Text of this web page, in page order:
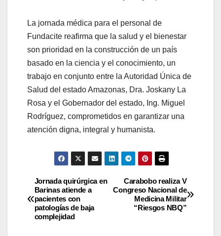
‎La jornada médica para el personal de
Fundacite reafirma que la salud y el bienestar
son prioridad en la construcción de un país
basado en la ciencia y el conocimiento, un
trabajo en conjunto entre la Autoridad Única de
Salud del estado Amazonas, Dra. Joskany La
Rosa y el Gobernador del estado, Ing. Miguel
Rodríguez, comprometidos en garantizar una
atención digna, integral y humanista.
Carabobo realiza V
Congreso Nacional de
Medicina Militar
“Riesgos NBQ”
Jornada quirúrgica en
Barinas atiende a
pacientes con
patologías de baja
complejidad